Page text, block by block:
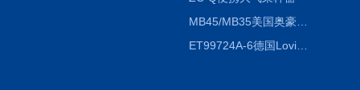
MB45/MB35美国奥豪斯OHAUS MB45/MB35卤素红外水分测定仪
ET99724A-6德国Lovibond ET99724A-6微电脑BOD测定仪